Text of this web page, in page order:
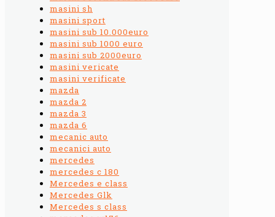
masini sh
masini sport
masini sub 10.000euro
masini sub 1000 euro
masini sub 2000euro
masini vericate
masini verificate
mazda
mazda 2
mazda 3
mazda 6
mecanic auto
mecanici auto
mercedes
mercedes c 180
Mercedes e class
Mercedes Glk
Mercedes s class